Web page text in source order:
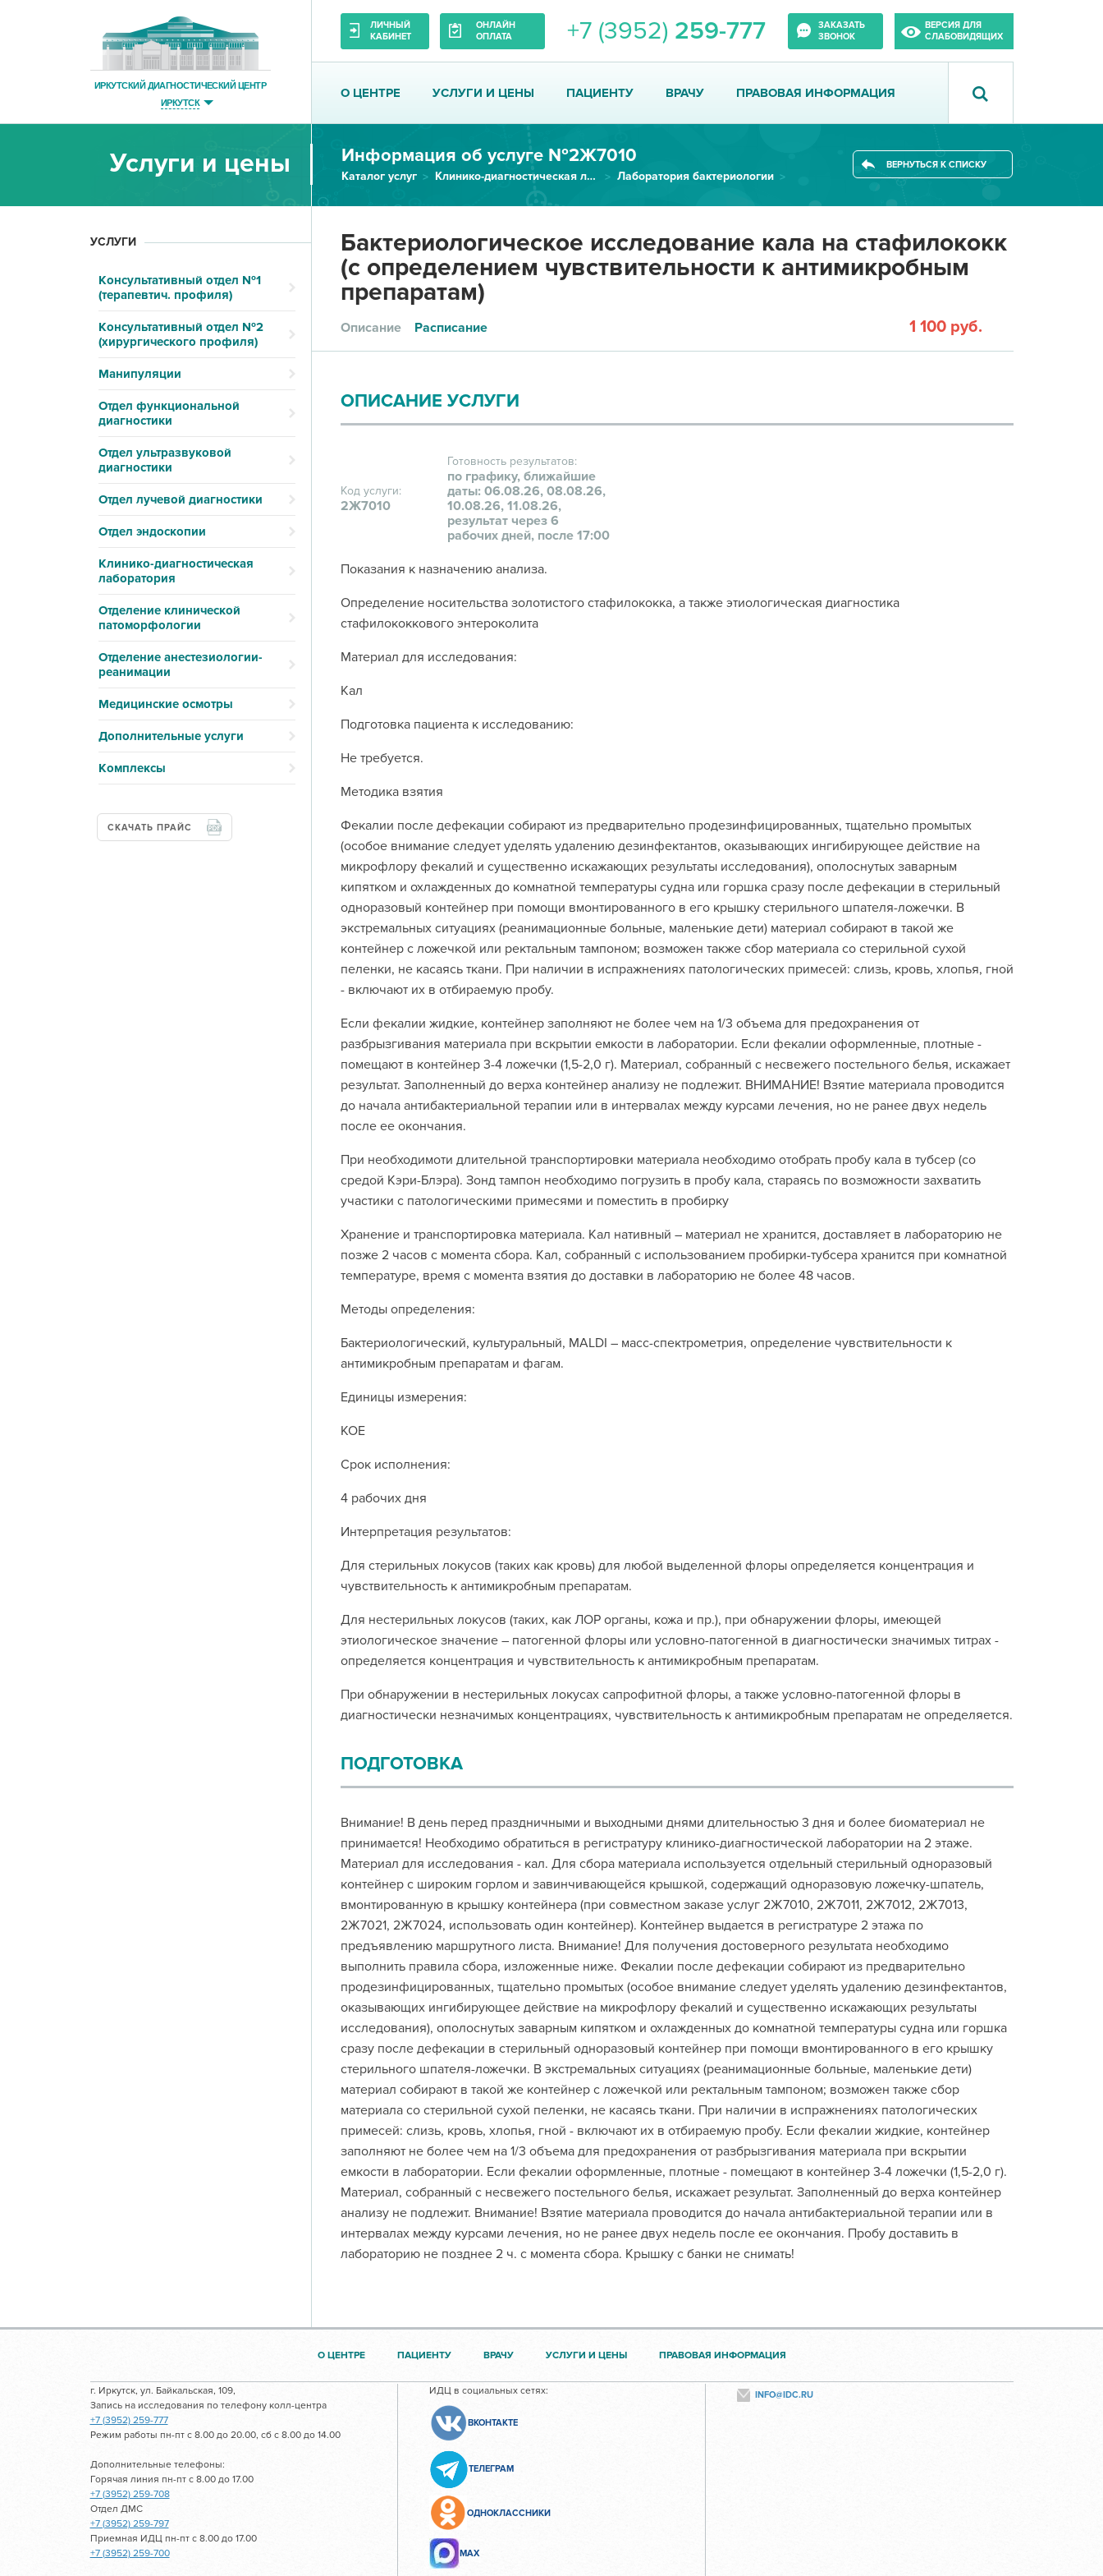
ИРКУТСКИЙ ДИАГНОСТИЧЕСКИЙ ЦЕНТР
ИРКУТСК
ЛИЧНЫЙ
КАБИНЕТ
ОНЛАЙН
ОПЛАТА
+7 (3952) 259-777
ЗАКАЗАТЬ
ЗВОНОК
ВЕРСИЯ ДЛЯ
СЛАБОВИДЯЩИХ
О ЦЕНТРЕ УСЛУГИ И ЦЕНЫ ПАЦИЕНТУ ВРАЧУ ПРАВОВАЯ ИНФОРМАЦИЯ
Услуги и цены Информация об услуге №2Ж7010
Каталог услуг Клинико-диагностическая лаборатория
Лаборатория бактериологии
ВЕРНУТЬСЯ К СПИСКУ
УСЛУГИ
Консультативный отдел №1
(терапевтич. профиля)
Консультативный отдел №2
(хирургического профиля)
Манипуляции
Отдел функциональной
диагностики
Отдел ультразвуковой
диагностики
Отдел лучевой диагностики
Отдел эндоскопии
Клинико-диагностическая
лаборатория
Отделение клинической
патоморфологии
Отделение анестезиологии-
реанимации
Медицинские осмотры
Дополнительные услуги
Комплексы
СКАЧАТЬ ПРАЙС
Бактериологическое исследование кала на стафилококк
(с определением чувствительности к антимикробным
препаратам)
Описание Расписание 1 100 руб.
ОПИСАНИЕ УСЛУГИ
Код услуги:
2Ж7010
Готовность результатов:
по графику, ближайшие
даты: 06.08.26, 08.08.26,
10.08.26, 11.08.26,
результат через 6
рабочих дней, после 17:00
Показания к назначению анализа.
Определение носительства золотистого стафилококка, а также этиологическая диагностика
стафилококкового энтероколита
Материал для исследования:
Кал
Подготовка пациента к исследованию:
Не требуется.
Методика взятия
Фекалии после дефекации собирают из предварительно продезинфицированных, тщательно промытых
(особое внимание следует уделять удалению дезинфектантов, оказывающих ингибирующее действие на
микрофлору фекалий и существенно искажающих результаты исследования), ополоснутых заварным
кипятком и охлажденных до комнатной температуры судна или горшка сразу после дефекации в стерильный
одноразовый контейнер при помощи вмонтированного в его крышку стерильного шпателя-ложечки. В
экстремальных ситуациях (реанимационные больные, маленькие дети) материал собирают в такой же
контейнер с ложечкой или ректальным тампоном; возможен также сбор материала со стерильной сухой
пеленки, не касаясь ткани. При наличии в испражнениях патологических примесей: слизь, кровь, хлопья, гной
- включают их в отбираемую пробу.
Если фекалии жидкие, контейнер заполняют не более чем на 1/3 объема для предохранения от
разбрызгивания материала при вскрытии емкости в лаборатории. Если фекалии оформленные, плотные -
помещают в контейнер 3-4 ложечки (1,5-2,0 г). Материал, собранный с несвежего постельного белья, искажает
результат. Заполненный до верха контейнер анализу не подлежит. ВНИМАНИЕ! Взятие материала проводится
до начала антибактериальной терапии или в интервалах между курсами лечения, но не ранее двух недель
после ее окончания.
При необходимоти длительной транспортировки материала необходимо отобрать пробу кала в тубсер (со
средой Кэри-Блэра). Зонд тампон необходимо погрузить в пробу кала, стараясь по возможности захватить
участики с патологическими примесями и поместить в пробирку
Хранение и транспортировка материала. Кал нативный – материал не хранится, доставляет в лабораторию не
позже 2 часов с момента сбора. Кал, собранный с использованием пробирки-тубсера хранится при комнатной
температуре, время с момента взятия до доставки в лабораторию не более 48 часов.
Методы определения:
Бактериологический, культуральный, MALDI – масс-спектрометрия, определение чувствительности к
антимикробным препаратам и фагам.
Единицы измерения:
КОЕ
Срок исполнения:
4 рабочих дня
Интерпретация результатов:
Для стерильных локусов (таких как кровь) для любой выделенной флоры определяется концентрация и
чувствительность к антимикробным препаратам.
Для нестерильных локусов (таких, как ЛОР органы, кожа и пр.), при обнаружении флоры, имеющей
этиологическое значение – патогенной флоры или условно-патогенной в диагностически значимых титрах -
определяется концентрация и чувствительность к антимикробным препаратам.
При обнаружении в нестерильных локусах сапрофитной флоры, а также условно-патогенной флоры в
диагностически незначимых концентрациях, чувствительность к антимикробным препаратам не определяется.
ПОДГОТОВКА
Внимание! В день перед праздничными и выходными днями длительностью 3 дня и более биоматериал не
принимается! Необходимо обратиться в регистратуру клинико-диагностической лаборатории на 2 этаже.
Материал для исследования - кал. Для сбора материала используется отдельный стерильный одноразовый
контейнер с широким горлом и завинчивающейся крышкой, содержащий одноразовую ложечку-шпатель,
вмонтированную в крышку контейнера (при совместном заказе услуг 2Ж7010, 2Ж7011, 2Ж7012, 2Ж7013,
2Ж7021, 2Ж7024, использовать один контейнер). Контейнер выдается в регистратуре 2 этажа по
предъявлению маршрутного листа. Внимание! Для получения достоверного результата необходимо
выполнить правила сбора, изложенные ниже. Фекалии после дефекации собирают из предварительно
продезинфицированных, тщательно промытых (особое внимание следует уделять удалению дезинфектантов,
оказывающих ингибирующее действие на микрофлору фекалий и существенно искажающих результаты
исследования), ополоснутых заварным кипятком и охлажденных до комнатной температуры судна или горшка
сразу после дефекации в стерильный одноразовый контейнер при помощи вмонтированного в его крышку
стерильного шпателя-ложечки. В экстремальных ситуациях (реанимационные больные, маленькие дети)
материал собирают в такой же контейнер с ложечкой или ректальным тампоном; возможен также сбор
материала со стерильной сухой пеленки, не касаясь ткани. При наличии в испражнениях патологических
примесей: слизь, кровь, хлопья, гной - включают их в отбираемую пробу. Если фекалии жидкие, контейнер
заполняют не более чем на 1/3 объема для предохранения от разбрызгивания материала при вскрытии
емкости в лаборатории. Если фекалии оформленные, плотные - помещают в контейнер 3-4 ложечки (1,5-2,0 г).
Материал, собранный с несвежего постельного белья, искажает результат. Заполненный до верха контейнер
анализу не подлежит. Внимание! Взятие материала проводится до начала антибактериальной терапии или в
интервалах между курсами лечения, но не ранее двух недель после ее окончания. Пробу доставить в
лабораторию не позднее 2 ч. с момента сбора. Крышку с банки не снимать!
О ЦЕНТРЕ ПАЦИЕНТУ ВРАЧУ УСЛУГИ И ЦЕНЫ ПРАВОВАЯ ИНФОРМАЦИЯ
г. Иркутск, ул. Байкальская, 109,
Запись на исследования по телефону колл-центра
+7 (3952) 259-777
Режим работы пн-пт с 8.00 до 20.00, сб с 8.00 до 14.00
Дополнительные телефоны:
Горячая линия пн-пт с 8.00 до 17.00
+7 (3952) 259-708
Отдел ДМС
+7 (3952) 259-797
Приемная ИДЦ пн-пт с 8.00 до 17.00
+7 (3952) 259-700
ИДЦ в социальных сетях:
ВКОНТАКТЕ
ТЕЛЕГРАМ
ОДНОКЛАССНИКИ
МАХ
INFO@IDC.RU